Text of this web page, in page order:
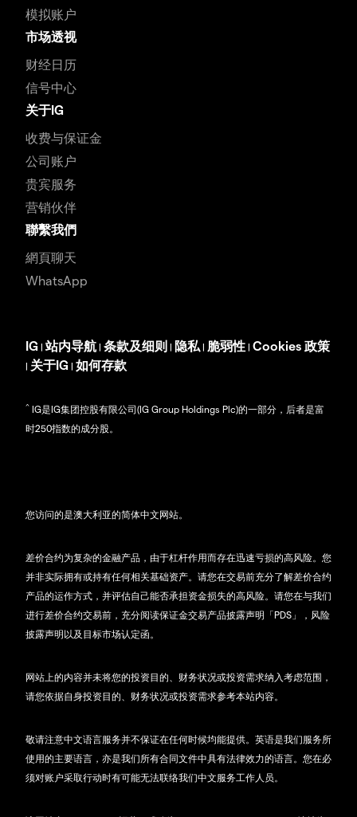
模拟账户
市场透视
财经日历
信号中心
关于IG
收费与保证金
公司账户
贵宾服务
营销伙伴
聯繫我們
網頁聊天
WhatsApp
IG |站内导航 | 条款及细则 | 隐私 | 脆弱性 | Cookies 政策
| 关于IG | 如何存款
^ IG是IG集团控股有限公司(IG Group Holdings Plc)的一部分，后者是富
时250指数的成分股。
您访问的是澳大利亚的简体中文网站。
差价合约为复杂的金融产品，由于杠杆作用而存在迅速亏损的高风险。您
并非实际拥有或持有任何相关基础资产。请您在交易前充分了解差价合约
产品的运作方式，并评估自己能否承担资金损失的高风险。请您在与我们
进行差价合约交易前，充分阅读保证金交易产品披露声明「PDS」，风险
披露声明以及目标市场认定函。
网站上的内容并未将您的投资目的、财务状况或投资需求纳入考虑范围，
请您依据自身投资目的、财务状况或投资需求参考本站内容。
敬请注意中文语言服务并不保证在任何时候均能提供。英语是我们服务所
使用的主要语言，亦是我们所有合同文件中具有法律效力的语言。您在必
须对账户采取行动时有可能无法联络我们中文服务工作人员。